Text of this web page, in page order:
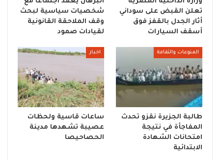
تعلن القبض على سوداني
أثار الجدل بالقفز فوق
أسقف السيارات
شخصيات سياسية لبحث
وقف الملاحقة القانونية
لقيادات صمود
المنوعات والثقافة
طالبة الجزيرة نقزو تحدث
المفاجأة في نتيجة
امتحانات الشهادة
الابتدائية
اخبار
ساعات قاسية ولحظات
عصيبة تشهدها مدينة
الحصاحيصا